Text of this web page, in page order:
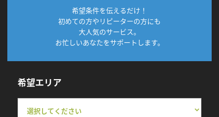
希望条件を伝えるだけ！
初めての方やリピーターの方にも
大人気のサービス。
お忙しいあなたをサポートします。
希望エリア